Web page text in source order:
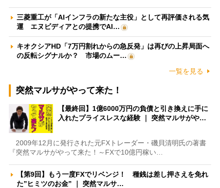
三菱重工が「AIインフラの新たな主役」として再評価される気
運 エヌビディアとの提携でAI…
キオクシアHD「7万円割れからの急反発」は再びの上昇局面へ
の反転シグナルか？ 市場のムー…
一覧を見る
突然マルサがやって来た！
【最終回】1億6000万円の負債と引き換えに手に
入れたプライスレスな経験 ｜ 突然マルサがや…
2009年12月に発行された元FXトレーダー・磯貝清明氏の著書
『突然マルサがやって来た！～FXで10億円稼い…
【第9回】もう一度FXでリベンジ！ 種銭は差し押さえを免れ
た”ヒミツのお金” ｜ 突然マルサ…